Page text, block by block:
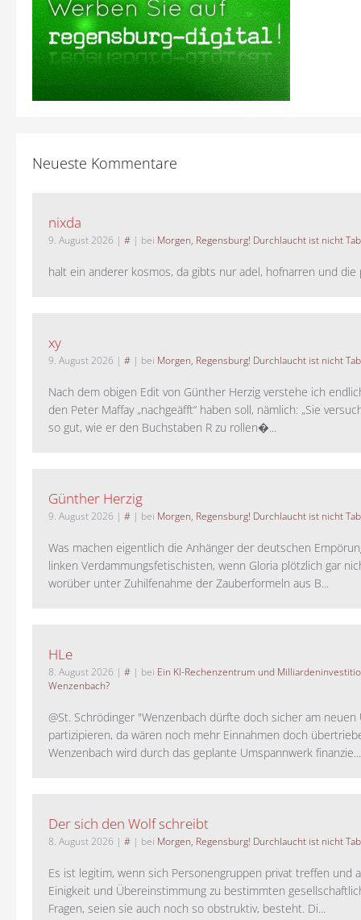
Neueste Kommentare
nixda
9. August 2026 | # | bei Morgen, Regensburg! Durchlaucht ist nicht
halt ein anderer kosmos, da gibts nur adel, hofnarren und die
xy
9. August 2026 | # | bei Morgen, Regensburg! Durchlaucht ist nicht
Nach dem obigen Edit von Günther Herzig verstehe ich
den Peter Maffay „nachgeäfft“ haben soll, nämlich: „Sie
so gut, wie er den Buchstaben R zu rollen�...
Günther Herzig
9. August 2026 | # | bei Morgen, Regensburg! Durchlaucht ist nicht
Was machen eigentlich die Anhänger der deutschen
linken Verdammungsfetischisten, wenn Gloria plötzlich gar
worüber unter Zuhilfenahme der Zauberformeln aus B...
HLe
8. August 2026 | # | bei Ein KI-Rechenzentrum und
Wenzenbach?
@St. Schrödinger "Wenzenbach dürfte doch sicher am neuen
partizipieren, da wären noch mehr Einnahmen doch
Wenzenbach wird durch das geplante Umspannwerk finanzie...
Der sich den Wolf schreibt
8. August 2026 | # | bei Morgen, Regensburg! Durchlaucht ist nicht
Es ist legitim, wenn sich Personengruppen privat treffen und
Einigkeit und Übereinstimmung zu bestimmten
Fragen, seien sie auch noch so obstruktiv, besteht. Di...